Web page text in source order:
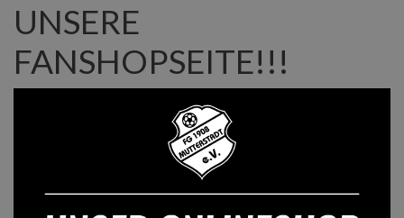
UNSERE
FANSHOPSEITE!!!